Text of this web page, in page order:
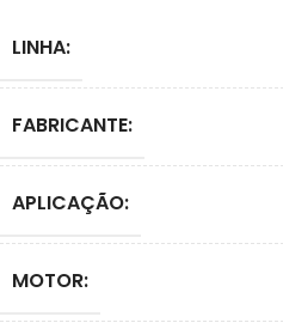
LINHA:
FABRICANTE:
APLICAÇÃO:
MOTOR: